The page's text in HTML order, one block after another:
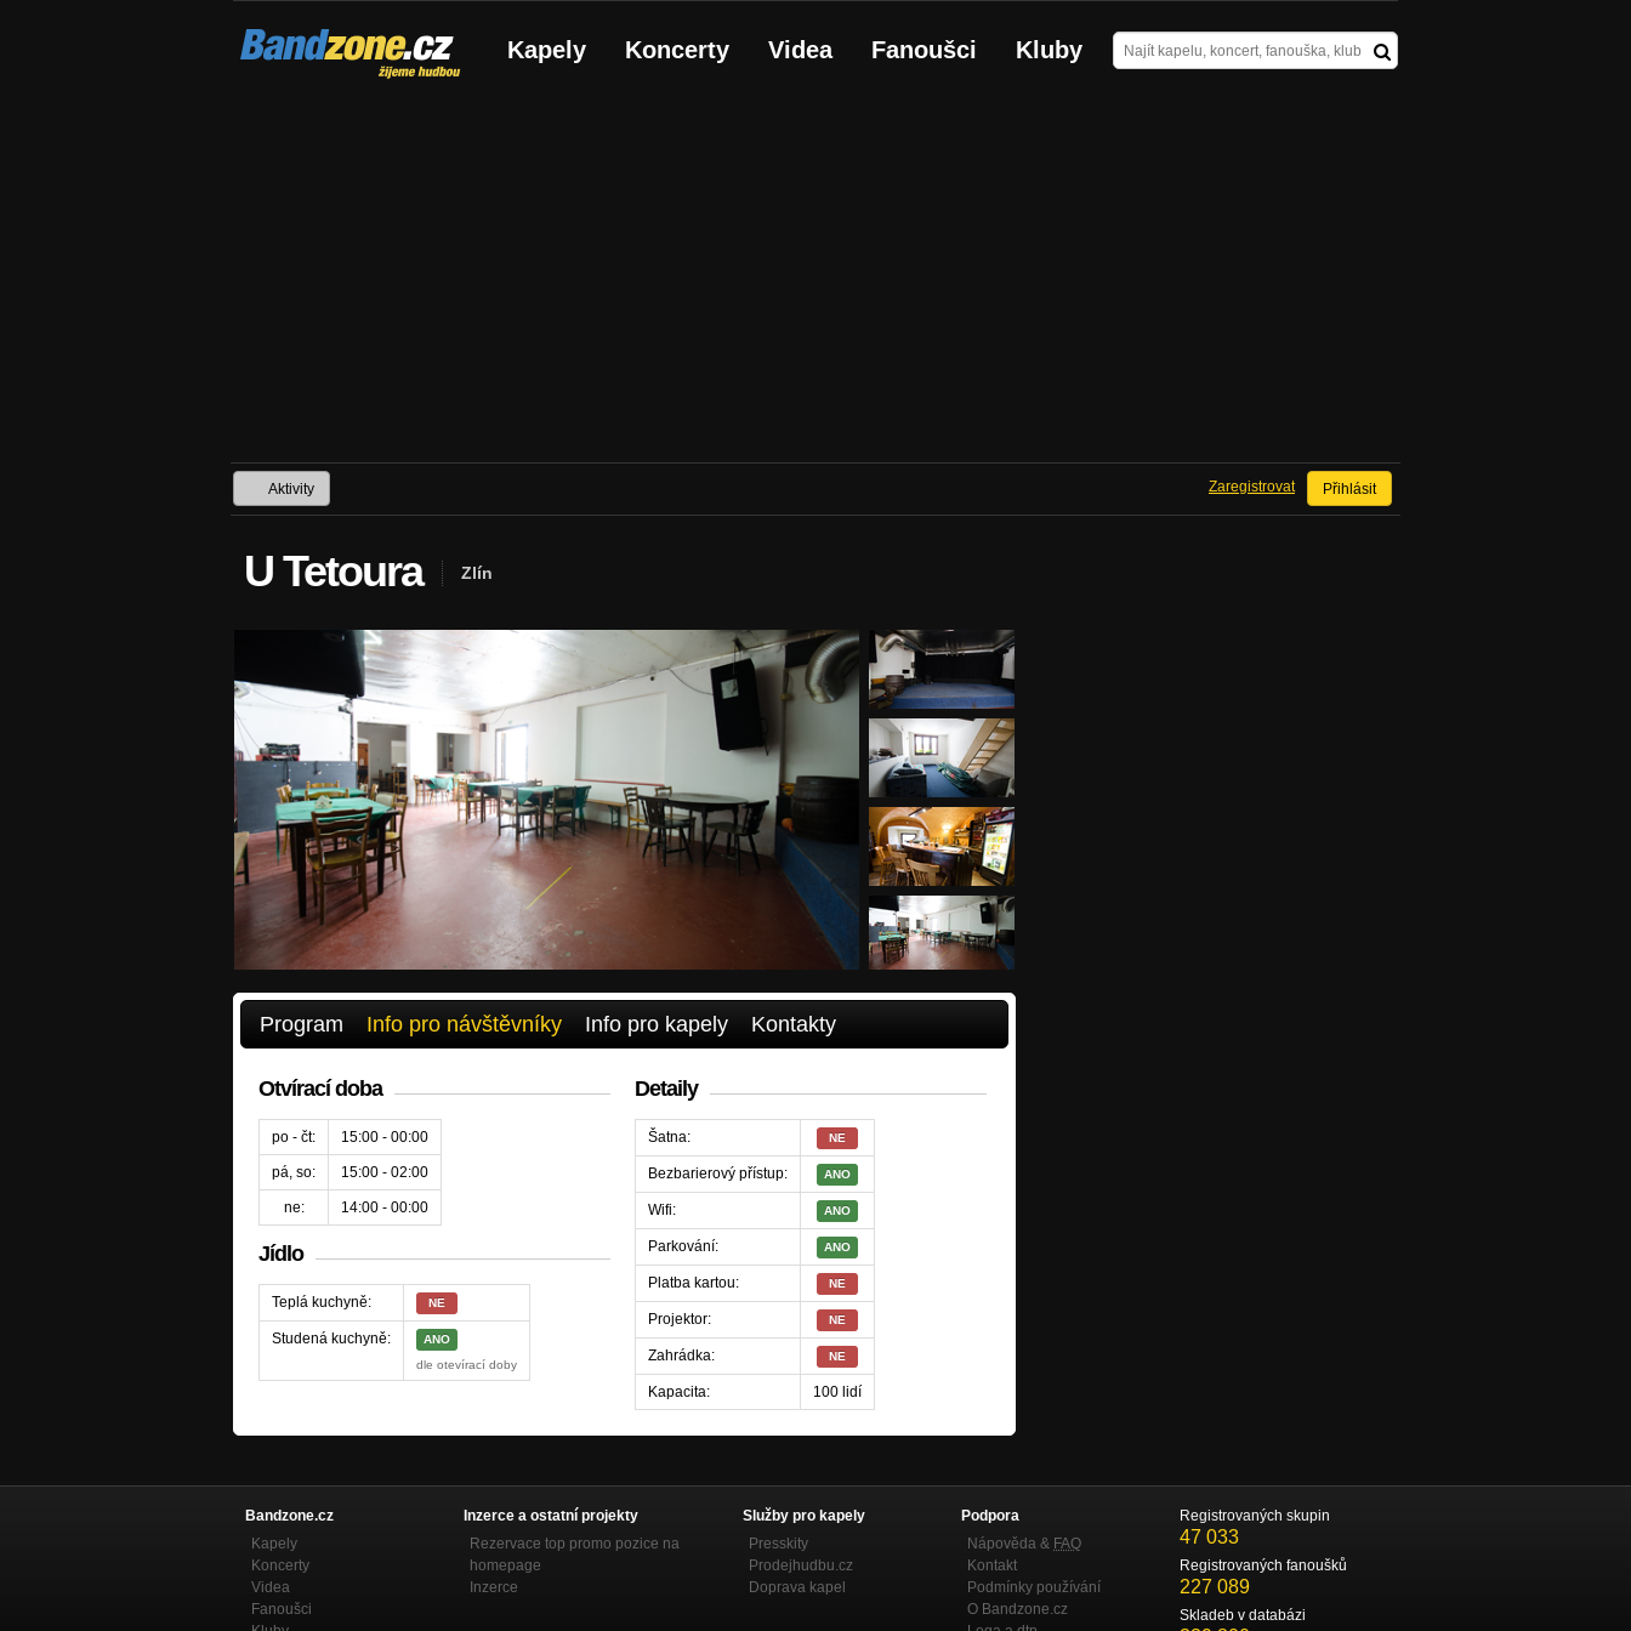
Bandzone.cz
žijeme hudbou Kapely Koncerty Videa Fanoušci Kluby
Aktivity Přihlásit
Zaregistrovat
U Tetoura Zlín
Program Info pro návštěvníky Info pro kapely Kontakty
Otvírací doba
po - čt: 15:00 - 00:00
pá, so: 15:00 - 02:00
ne: 14:00 - 00:00
Jídlo
Teplá kuchyně: NE
Studená kuchyně:
ANO
dle otevírací doby
Detaily
Šatna: NE
Bezbarierový přístup: ANO
Wifi: ANO
Parkování: ANO
Platba kartou: NE
Projektor: NE
Zahrádka: NE
Kapacita: 100 lidí
Bandzone.cz
Kapely
Koncerty
Videa
Fanoušci
Inzerce a ostatní projekty
Rezervace top promo pozice na
homepage
Inzerce
Služby pro kapely
Presskity
Prodejhudbu.cz
Doprava kapel
Podpora
Nápověda & FAQ
Kontakt
Podmínky používání
O Bandzone.cz
Registrovaných skupin
47 033
Registrovaných fanoušků
227 089
Skladeb v databázi